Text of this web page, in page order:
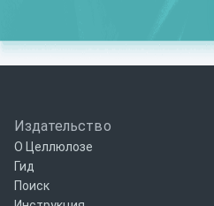
Издательство
О Целлюлозе
Гид
Поиск